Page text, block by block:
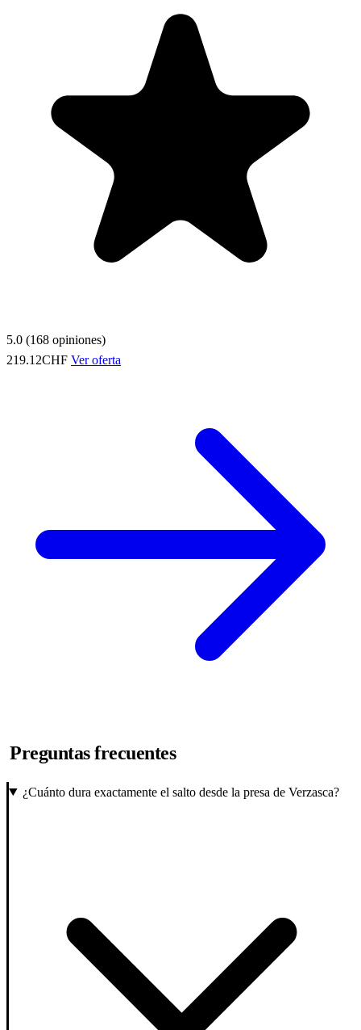
5.0 (168 opiniones)
219.12CHF Ver oferta
Preguntas frecuentes
¿Cuánto dura exactamente el salto desde la presa de Verzasca?